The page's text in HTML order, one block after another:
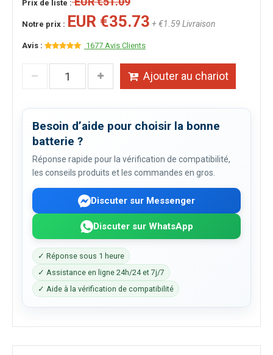
Prix de liste :
Notre prix : EUR €35.73 + €1.59 Livraison
Avis : 1677 Avis Clients
Ajouter au chariot
Besoin d’aide pour choisir la bonne
batterie ?
Réponse rapide pour la vérification de compatibilité,
les conseils produits et les commandes en gros.
Discuter sur Messenger
Discuter sur WhatsApp
✓ Réponse sous 1 heure
✓ Assistance en ligne 24h/24 et 7j/7
✓ Aide à la vérification de compatibilité